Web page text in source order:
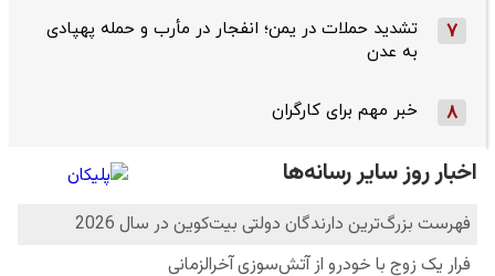
7
تشدید حملات در یمن؛ انفجار در مأرب و حمله پهپادی
به عدن
8 خبر مهم برای کارگران